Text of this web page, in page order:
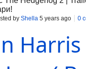
by Shella 5 years ago 0